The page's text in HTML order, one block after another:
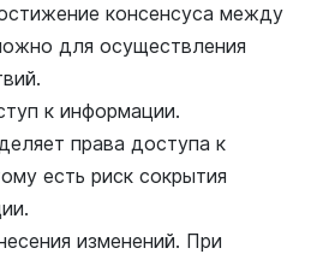
консенсуса между
для осуществления
к информации.
права доступа к
есть риск сокрытия
изменений. При